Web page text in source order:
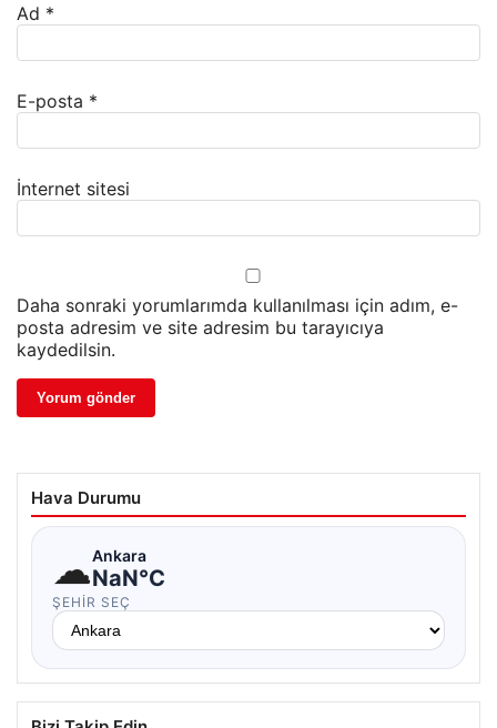
Ad *
E-posta *
İnternet sitesi
Daha sonraki yorumlarımda kullanılması için adım, e-
posta adresim ve site adresim bu tarayıcıya
kaydedilsin.
Hava Durumu
☁Ankara
NaN°C
ŞEHIR SEÇ